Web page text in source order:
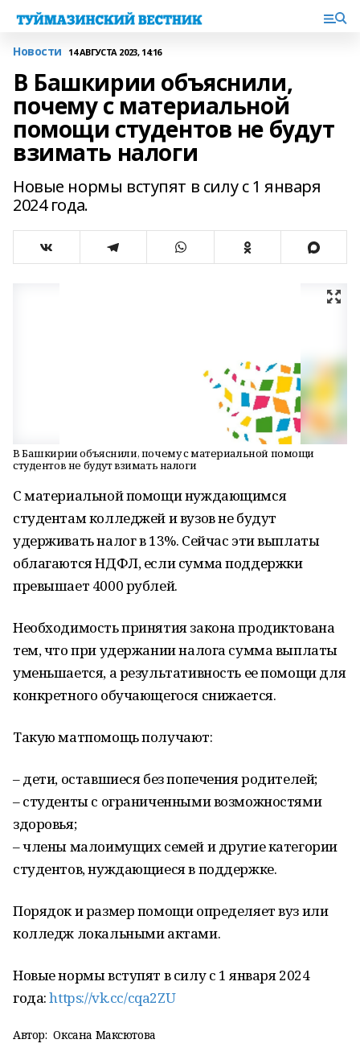
Новости 14 АВГУСТА 2023, 14:16
В Башкирии объяснили,
почему с материальной
помощи студентов не будут
взимать налоги
Новые нормы вступят в силу с 1 января
2024 года.
В Башкирии объяснили, почему с материальной помощи
студентов не будут взимать налоги
С материальной помощи нуждающимся
студентам колледжей и вузов не будут
удерживать налог в 13%. Сейчас эти выплаты
облагаются НДФЛ, если сумма поддержки
превышает 4000 рублей.
Необходимость принятия закона продиктована
тем, что при удержании налога сумма выплаты
уменьшается, а результативность ее помощи для
конкретного обучающегося снижается.
Такую матпомощь получают:
– дети, оставшиеся без попечения родителей;
– студенты с ограниченными возможностями
здоровья;
– члены малоимущих семей и другие категории
студентов, нуждающиеся в поддержке.
Порядок и размер помощи определяет вуз или
колледж локальными актами.
Новые нормы вступят в силу с 1 января 2024
года:https://vk.cc/cqa2ZU
Автор: Оксана Максютова